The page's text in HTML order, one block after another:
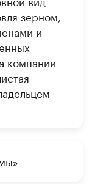
зерном,
и
компании